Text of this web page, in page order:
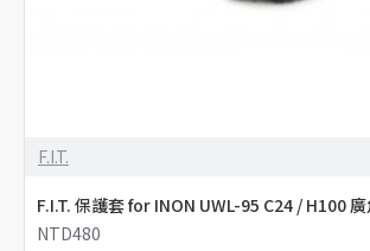
F.I.T.
F.I.T. 保護套 for INON UWL-95 C24 / H100
NTD480